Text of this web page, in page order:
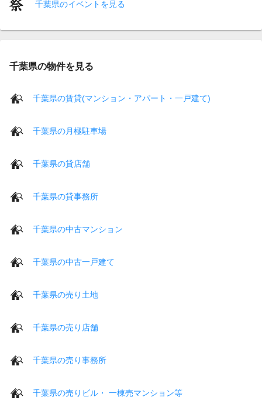
千葉県のイベントを見る
千葉県の物件を見る
千葉県の賃貸(マンション・アパート・一戸建て)
千葉県の月極駐車場
千葉県の貸店舗
千葉県の貸事務所
千葉県の中古マンション
千葉県の中古一戸建て
千葉県の売り土地
千葉県の売り店舗
千葉県の売り事務所
千葉県の売りビル・ 一棟売マンション等